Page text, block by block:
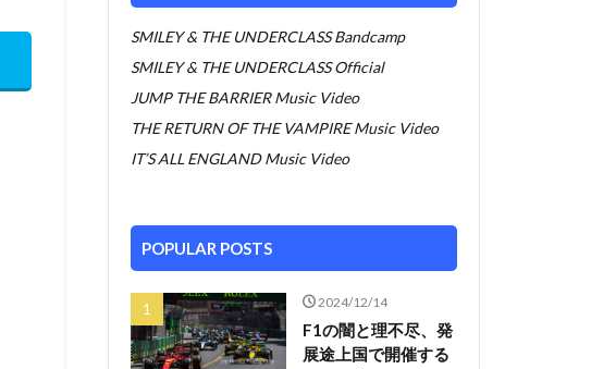
SMILEY & THE UNDERCLASS Bandcamp
SMILEY & THE UNDERCLASS Official
JUMP THE BARRIER Music Video
THE RETURN OF THE VAMPIRE Music Video
IT’S ALL ENGLAND Music Video
POPULAR POSTS
2024/12/14
F1の闇と理不尽、発
展途上国で開催する